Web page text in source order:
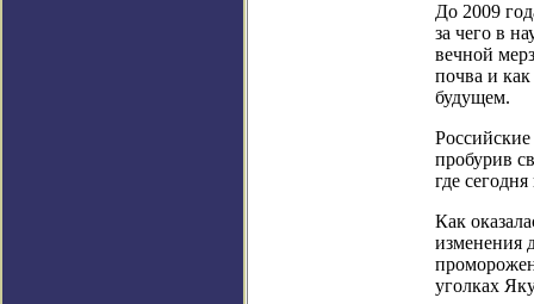
До 2009
за чего в
вечной
почва и как
будущем.
пробурив
где
Как
изменения
уголках